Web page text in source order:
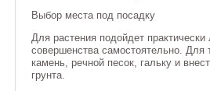
Выбор места под посадку
Для растения подойдет
совершенства самостоятельно.
камень, речной песок, гальку и
грунта.